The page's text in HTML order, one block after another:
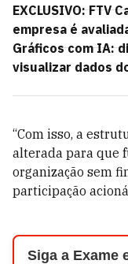
EXCLUSIVO: FTV
empresa é
Gráficos com IA:
visualizar dados
“Com isso, a
alterada para que
organização sem
participação
Siga a Exame